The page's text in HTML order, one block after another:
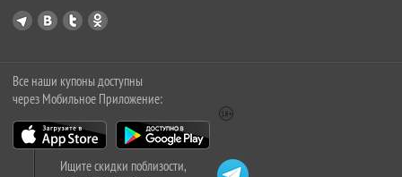
Все наши купоны доступны
через Мобильное Приложение:
Ищите скидки поблизости,